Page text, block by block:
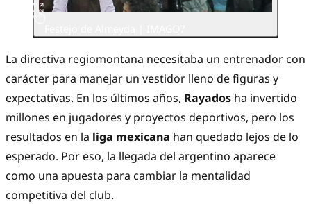
La directiva regiomontana necesitaba un entrenador con
carácter para manejar un vestidor lleno de figuras y
expectativas. En los últimos años, Rayados ha invertido
millones en jugadores y proyectos deportivos, pero los
resultados en la liga mexicana han quedado lejos de lo
esperado. Por eso, la llegada del argentino aparece
como una apuesta para cambiar la mentalidad
competitiva del club.